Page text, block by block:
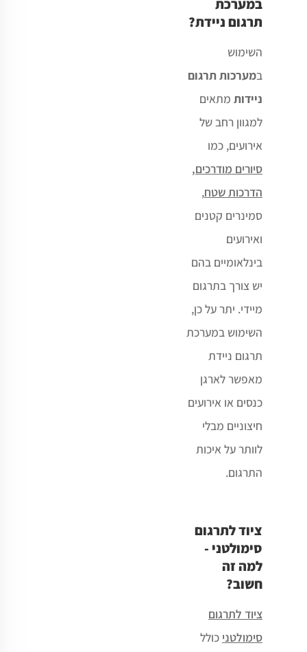
במערכת
תרגום ניידת?
השימוש
במערכות תרגום
ניידות מתאים
למגוון רחב של
אירועים, כמו
סיורים מודרכים,
הדרכות שטח,
סמינרים קטנים
ואירועים
בינלאומיים בהם
יש צורך בתרגום
מיידי. יתר על כן,
השימוש במערכת
תרגום ניידת
מאפשר לארגן
כנסים או אירועים
חיצוניים מבלי
לוותר על איכות
התרגום.
ציוד לתרגום
סימולטני -
למה זה
חשוב?
ציוד לתרגום
סימולטני כולל